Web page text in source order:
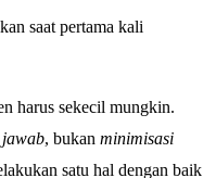
saat pertama kali
harus sekecil mungkin.
jawab, bukan minimisasi
satu hal dengan baik